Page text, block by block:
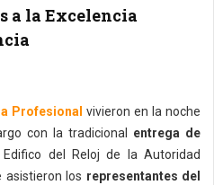
a la Excelencia
Profesional vivieron en la noche
con la tradicional entrega de
del Reloj de la Autoridad
asistieron los representantes del